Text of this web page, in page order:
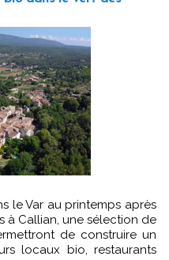
à Callian, une sélection de
de construire un
locaux bio, restaurants